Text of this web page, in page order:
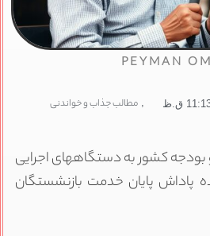
PEYMAN
ق.ظ , مطالب جذاب و خواندنی
بودجه کشور به دستگاههای اجرایی
پاداش پایان خدمت بازنشستگان